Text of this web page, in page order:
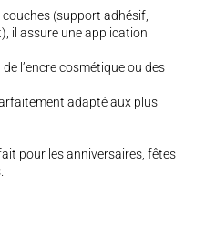
(support adhésif,
il assure une application
l’encre cosmétique ou des
adapté aux plus
pour les anniversaires, fêtes